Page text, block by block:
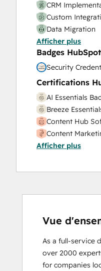
CRM
Custom
Data Migration
Onboarding
Service
Solutions
Afficher plus
Badges HubSpot
Security
Certifications
AI Essentials
Breeze
Content Hub
Content
CRM Data
Digital
Email
Frictionless
HubSpot
APIs
HubSpot
Afficher plus
Vue
As a full-service
over 2000
for companies